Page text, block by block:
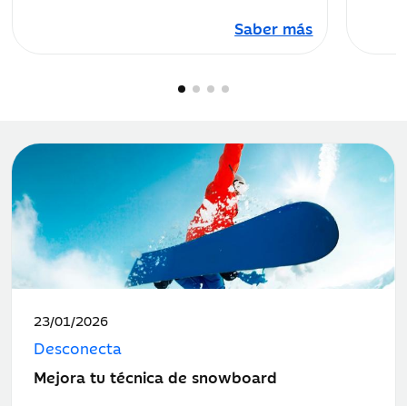
Saber más
Fecha
publicación:
23/01/2026
Desconecta
Mejora tu técnica de snowboard